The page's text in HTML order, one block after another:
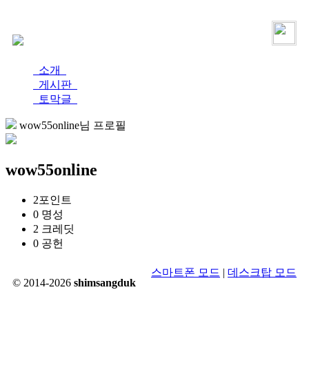
소개
게시판
토막글
wow55online님 프로필
wow55online
2포인트
0 명성
2 크레딧
0 공헌
© 2014-2026 shimsangduk
스마트폰 모드 | 데스크탑 모드